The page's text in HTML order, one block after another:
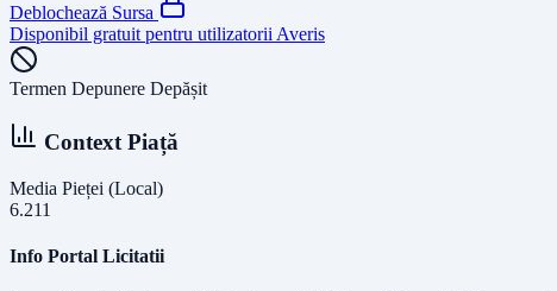
Deblochează Sursa
Disponibil gratuit pentru utilizatorii Averis
Termen Depunere Depășit
Context Piață
Media Pieței (Local)
6.211
Info Portal Licitatii